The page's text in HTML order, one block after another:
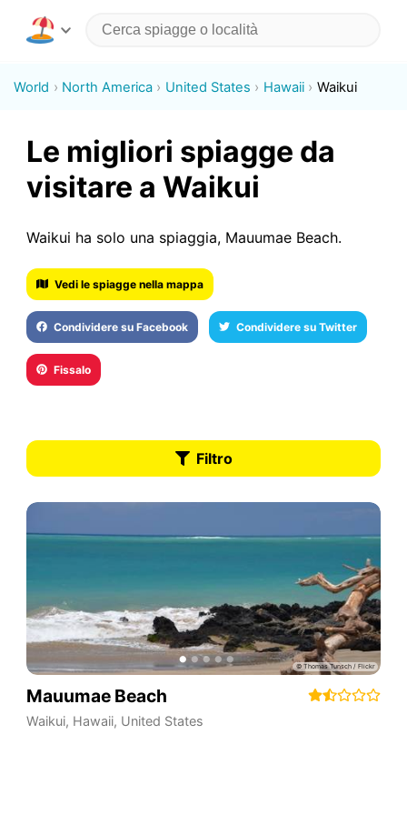
World North America United States Hawaii Waikui
Le migliori spiagge da
visitare a Waikui
Waikui ha solo una spiaggia, Mauumae Beach.
Vedi le spiagge nella mappa
Condividere su Facebook Condividere su Twitter
Fissalo
Filtro
Mauumae Beach
Waikui, Hawaii, United States